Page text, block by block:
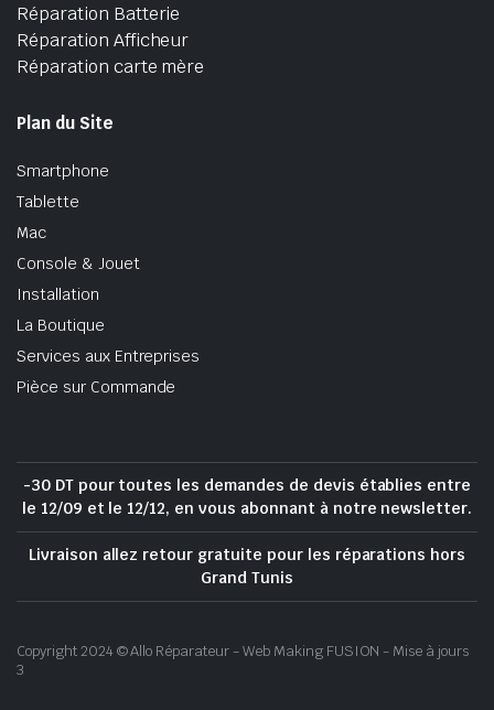
Réparation Batterie
Réparation Afficheur
Réparation carte mère
Plan du Site
Smartphone
Tablette
Mac
Console & Jouet
Installation
La Boutique
Services aux Entreprises
Pièce sur Commande
-30 DT pour toutes les demandes de devis établies entre
le 12/09 et le 12/12, en vous abonnant à notre newsletter.
Livraison allez retour gratuite pour les réparations hors
Grand Tunis
Copyright 2024 © Allo Réparateur - Web Making FUSION - Mise à jours
3